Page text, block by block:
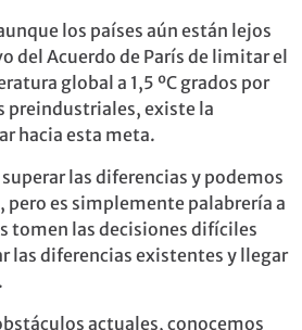
los países aún están lejos
del Acuerdo de París de limitar el
global a 1,5 ºC grados por
preindustriales, existe la
hacia esta meta.
las diferencias y podemos
pero es simplemente palabrería a
tomen las decisiones difíciles
las diferencias existentes y llegar
actuales, conocemos